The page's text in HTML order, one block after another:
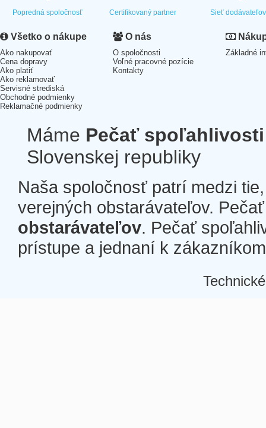
Popredná spoločnosť Certifikovaný partner Sieť dodávateľov
Všetko o nákupe
Ako nakupovať
Cena dopravy
Ako platiť
Ako reklamovať
Servisné strediská
Obchodné podmienky
Reklamačné podmienky
O nás
O spoločnosti
Voľné pracovné pozície
Kontakty
Základné
Máme Pečať spoľahlivosti
Slovenskej republiky
Naša spoločnosť patrí medzi
verejných obstarávateľov.
obstarávateľov. Pečať
prístupe a jednaní k